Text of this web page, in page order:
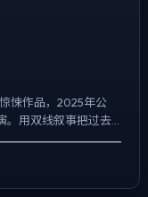
悚作品，2025年公
。用双线叙事把过去